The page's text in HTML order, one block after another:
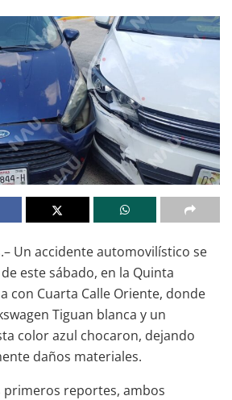
Un accidente automovilístico se
este sábado, en la Quinta
con Cuarta Calle Oriente, donde
Tiguan blanca y un
color azul chocaron, dejando
daños materiales.
primeros reportes, ambos